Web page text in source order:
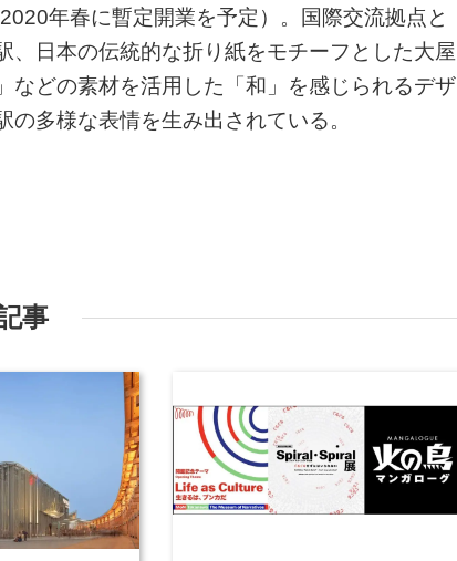
年春に暫定開業を予定）。国際交流拠点と
日本の伝統的な折り紙をモチーフとした大屋
どの素材を活用した「和」を感じられるデザ
多様な表情を生み出されている。
事